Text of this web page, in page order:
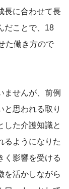
長に合わせて長
だことで、18
た働き方ので
せんが、前例
と思われる取り
した介護知識と
るようになりた
く影響を受ける
を活かしながら